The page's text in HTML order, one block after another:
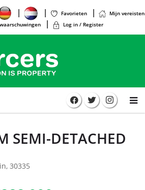
Favorieten
Mijn vereisten
Log in / Register
SEMI-DETACHED
30335